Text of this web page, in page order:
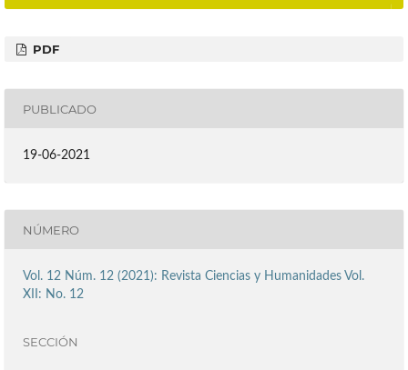
PDF
PUBLICADO
19-06-2021
NÚMERO
Vol. 12 Núm. 12 (2021): Revista Ciencias y Humanidades Vol.
XII: No. 12
SECCIÓN